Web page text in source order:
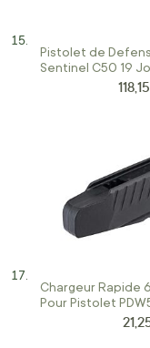
Pistolet de
Sentinel C50 19
Prix
Chargeur Rapide
Pour Pistolet
Prix